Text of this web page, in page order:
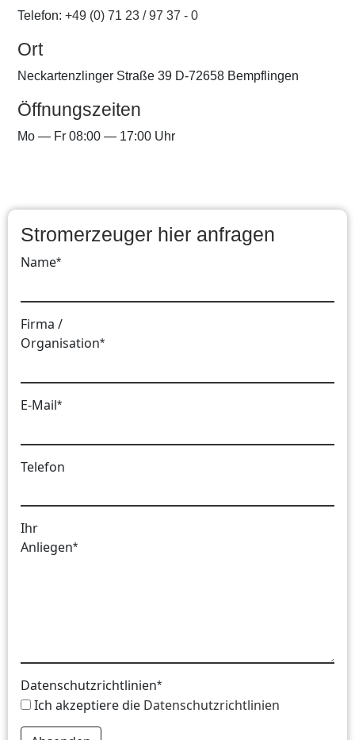
Telefon: +49 (0) 71 23 / 97 37 - 0
Ort
Neckartenzlinger Straße 39 D-72658 Bempflingen
Öffnungszeiten
Mo — Fr 08:00 — 17:00 Uhr
Stromerzeuger hier anfragen
Name*
Firma /
Organisation*
E-Mail*
Telefon
Ihr
Anliegen*
Datenschutzrichtlinien*
Ich akzeptiere die Datenschutzrichtlinien